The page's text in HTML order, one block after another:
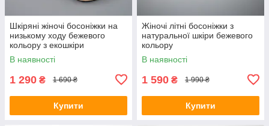
Шкіряні жіночі босоніжки на
низькому ходу бежевого
кольору з екошкіри
В наявності
1 290 ₴ 1 690 ₴
Купити
Жіночі літні босоніжки з
натуральної шкіри бежевого
кольору
В наявності
1 590 ₴ 1 990 ₴
Купити